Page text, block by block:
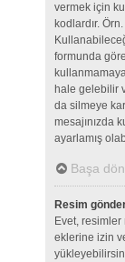
vermek için
kodlardır.
formunda
hale gelebilir
da silmeye
mesajınızda
ayarlamış
Başa dön
Resim
Evet, resimler
eklerine izin